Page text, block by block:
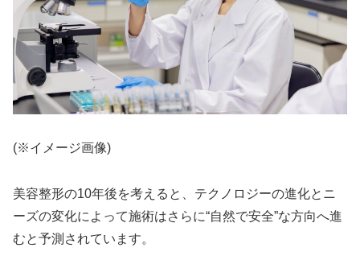
(※イメージ画像)
美容整形の10年後を考えると、テクノロジーの進化とニ
ーズの変化によって施術はさらに“自然で安全”な方向へ進
むと予測されています。